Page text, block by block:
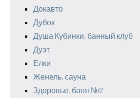
Докавто
Дубок
Душа Кубинки, банный клуб
Дуэт
Елки
Женель, сауна
Здоровье, баня №2